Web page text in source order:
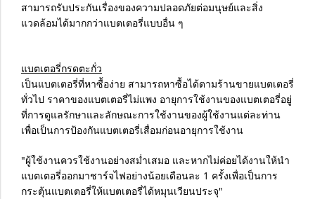
สามารถรับประกันเรื่องของความปลอดภัยต่อมนุษย์และสิ่ง
แวดล้อมได้มากกว่าแบตเตอรี่แบบอื่น ๆ
แบตเตอรี่กรดตะกั่ว
เป็นแบตเตอรี่ที่หาซื้อง่าย สามารถหาซื้อได้ตามร้านขายแบตเตอรี่
ทั่วไป ราคาของแบตเตอรี่ไม่แพง อายุการใช้งานของแบตเตอรี่อยู่
ที่การดูแลรักษาและลักษณะการใช้งานของผู้ใช้งานแต่ละท่าน
เพื่อเป็นการป้องกันแบตเตอรี่เสื่อมก่อนอายุการใช้งาน
"ผู้ใช้งานควรใช้งานอย่างสม่ำเสมอ และหากไม่ค่อยได้งานให้นำ
แบตเตอรี่ออกมาชาร์จไฟอย่างน้อยเดือนละ 1 ครั้งเพื่อเป็นการ
กระตุ้นแบตเตอรี่ให้แบตเตอรี่ได้หมุนเวียนประจุ"